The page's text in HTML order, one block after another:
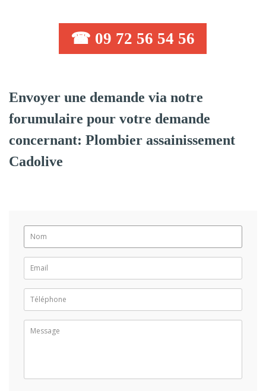
☎ 09 72 56 54 56
Envoyer une demande via notre
forumulaire pour votre demande
concernant: Plombier assainissement
Cadolive